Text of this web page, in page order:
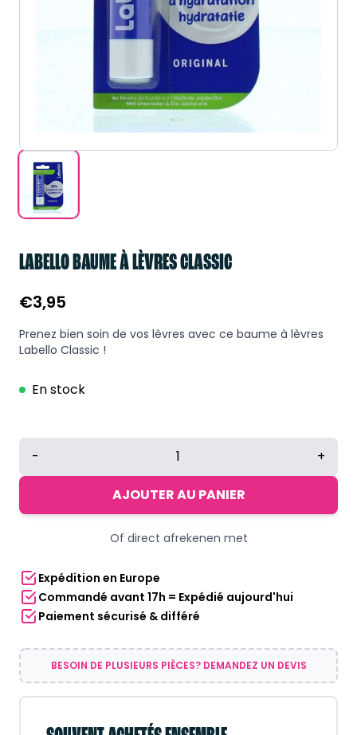
LABELLO BAUME À LÈVRES CLASSIC
€3,95
Prenez bien soin de vos lèvres avec ce baume à lèvres
Labello Classic !
En stock
quantité
Labello
- +
AJOUTER AU PANIER
Of direct afrekenen met
Expédition en Europe
Commandé avant 17h = Expédié aujourd'hui
Paiement sécurisé & différé
BESOIN DE PLUSIEURS PIÈCES? DEMANDEZ UN DEVIS